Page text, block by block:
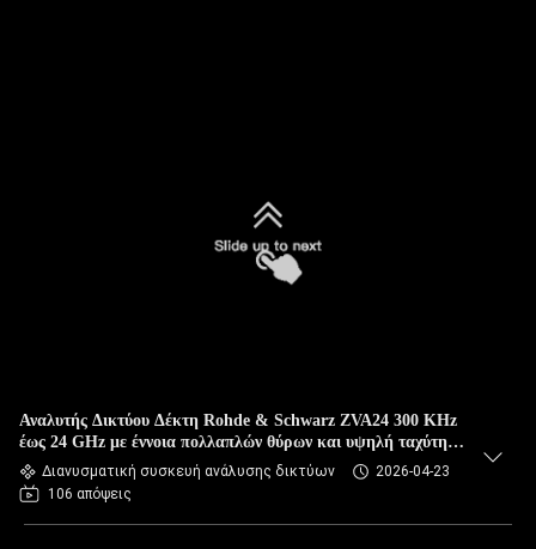
Αναλυτής Δικτύου Δέκτη Rohde & Schwarz ZVA24 300 KHz
έως 24 GHz με έννοια πολλαπλών θύρων και υψηλή ταχύτητα
μέτρησης
Διανυσματική συσκευή ανάλυσης δικτύων
2026-04-23
106 απόψεις